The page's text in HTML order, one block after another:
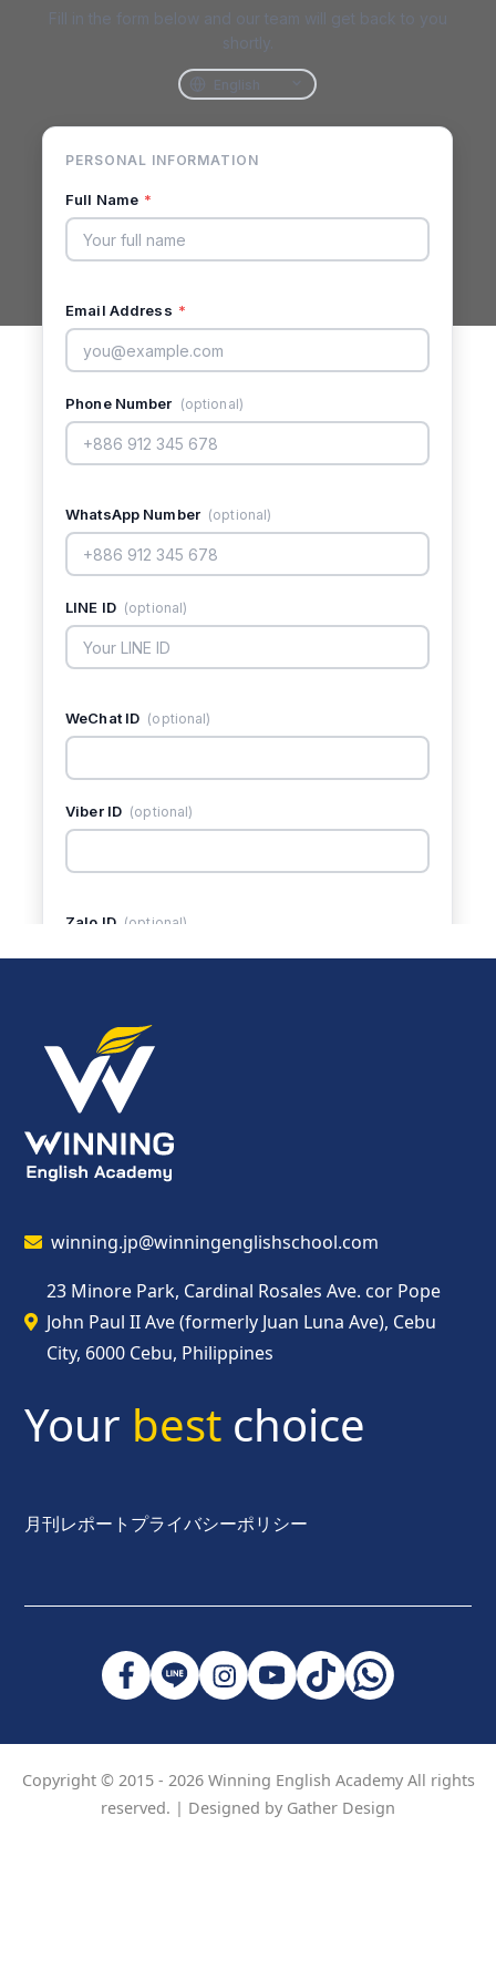
winning.jp@winningenglishschool.com
23 Minore Park, Cardinal Rosales Ave. cor Pope
John Paul II Ave (formerly Juan Luna Ave), Cebu
City, 6000 Cebu, Philippines
Your best choice
月刊レポート プライバシーポリシー
Copyright © 2015 - 2026 Winning English Academy All rights
reserved. | Designed by Gather Design